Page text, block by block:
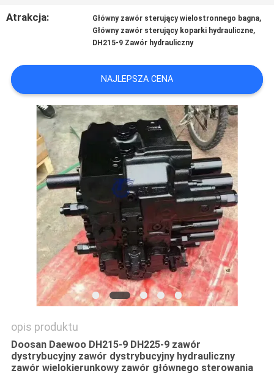
NAMI
AKTUALNOŚCI
WSZYSTKIE
PRZYPADKI
POPROSIĆ
O
WYCENĘ
SITEMAP
POLITYKA
PRYWATNOŚCI
Atrakcja: Główny zawór sterujący wielostronnego bagna,
Główny zawór sterujący koparki hydrauliczne,
DH215-9 Zawór hydrauliczny
NAJLEPSZA CENA
opis produktu
Doosan Daewoo DH215-9 DH225-9 zawór
dystrybucyjny zawór dystrybucyjny hydrauliczny
zawór wielokierunkowy zawór głównego sterowania